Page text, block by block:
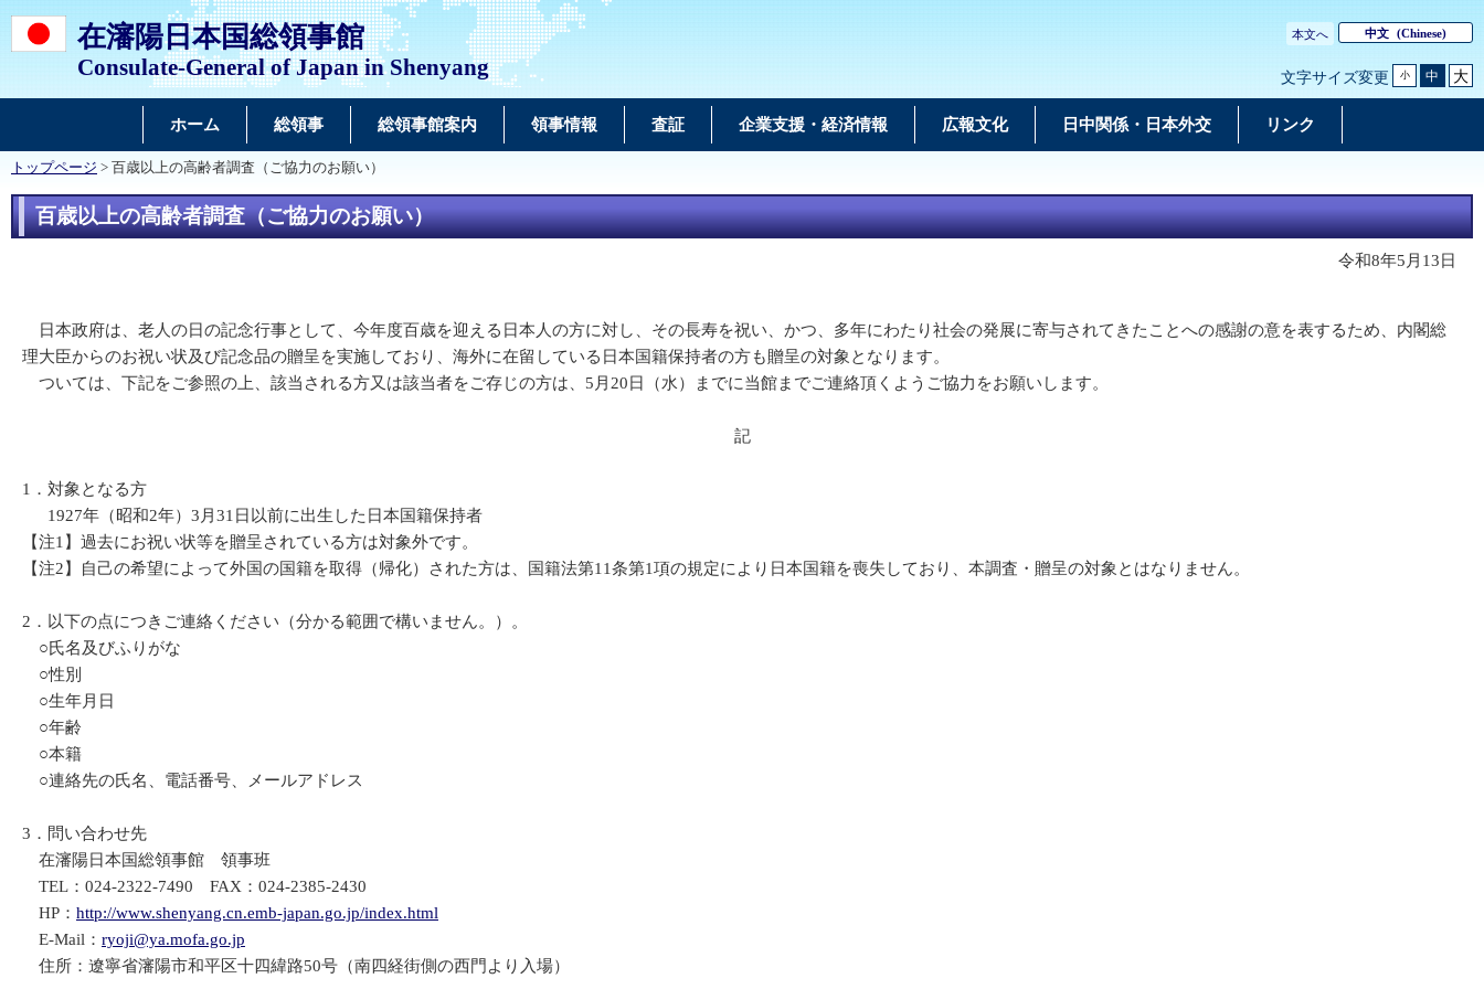
在瀋陽日本国総領事館
Consulate-General of Japan in Shenyang
本文へ 中文 (Chinese)
文字サイズ変更 小 中 大
ホーム 総領事 総領事館案内 領事情報 査証 企業支援・経済情報 広報文化 日中関係・日本外交 リンク
トップページ > 百歳以上の高齢者調査（ご協力のお願い）
百歳以上の高齢者調査（ご協力のお願い）
令和8年5月13日
日本政府は、老人の日の記念行事として、今年度百歳を迎える日本人の方に対し、その長寿を祝い、かつ、多年にわたり社会の発展に寄与されてきたことへの感謝の意を表するため、内閣総
理大臣からのお祝い状及び記念品の贈呈を実施しており、海外に在留している日本国籍保持者の方も贈呈の対象となります。
ついては、下記をご参照の上、該当される方又は該当者をご存じの方は、5月20日（水）までに当館までご連絡頂くようご協力をお願いします。
記
1．対象となる方
1927年（昭和2年）3月31日以前に出生した日本国籍保持者
【注1】過去にお祝い状等を贈呈されている方は対象外です。
【注2】自己の希望によって外国の国籍を取得（帰化）された方は、国籍法第11条第1項の規定により日本国籍を喪失しており、本調査・贈呈の対象とはなりません。
2．以下の点につきご連絡ください（分かる範囲で構いません。）。
○氏名及びふりがな
○性別
○生年月日
○年齢
○本籍
○連絡先の氏名、電話番号、メールアドレス
3．問い合わせ先
在瀋陽日本国総領事館 領事班
TEL：024-2322-7490 FAX：024-2385-2430
HP： http://www.shenyang.cn.emb-japan.go.jp/index.html
E-Mail： ryoji@ya.mofa.go.jp
住所：遼寧省瀋陽市和平区十四緯路50号（南四経街側の西門より入場）